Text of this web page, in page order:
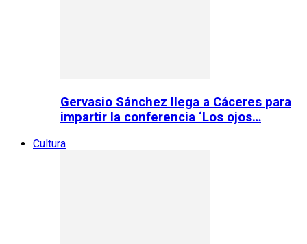
Gervasio Sánchez llega a Cáceres para
impartir la conferencia ‘Los ojos…
Cultura